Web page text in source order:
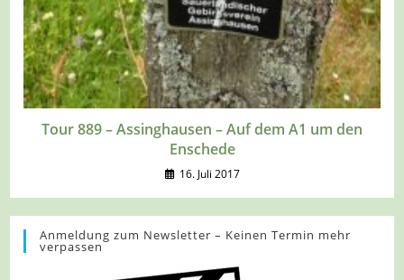
Tour 889 – Assinghausen – Auf dem A1 um den
Enschede
16. Juli 2017
Anmeldung zum Newsletter – Keinen Termin mehr
verpassen